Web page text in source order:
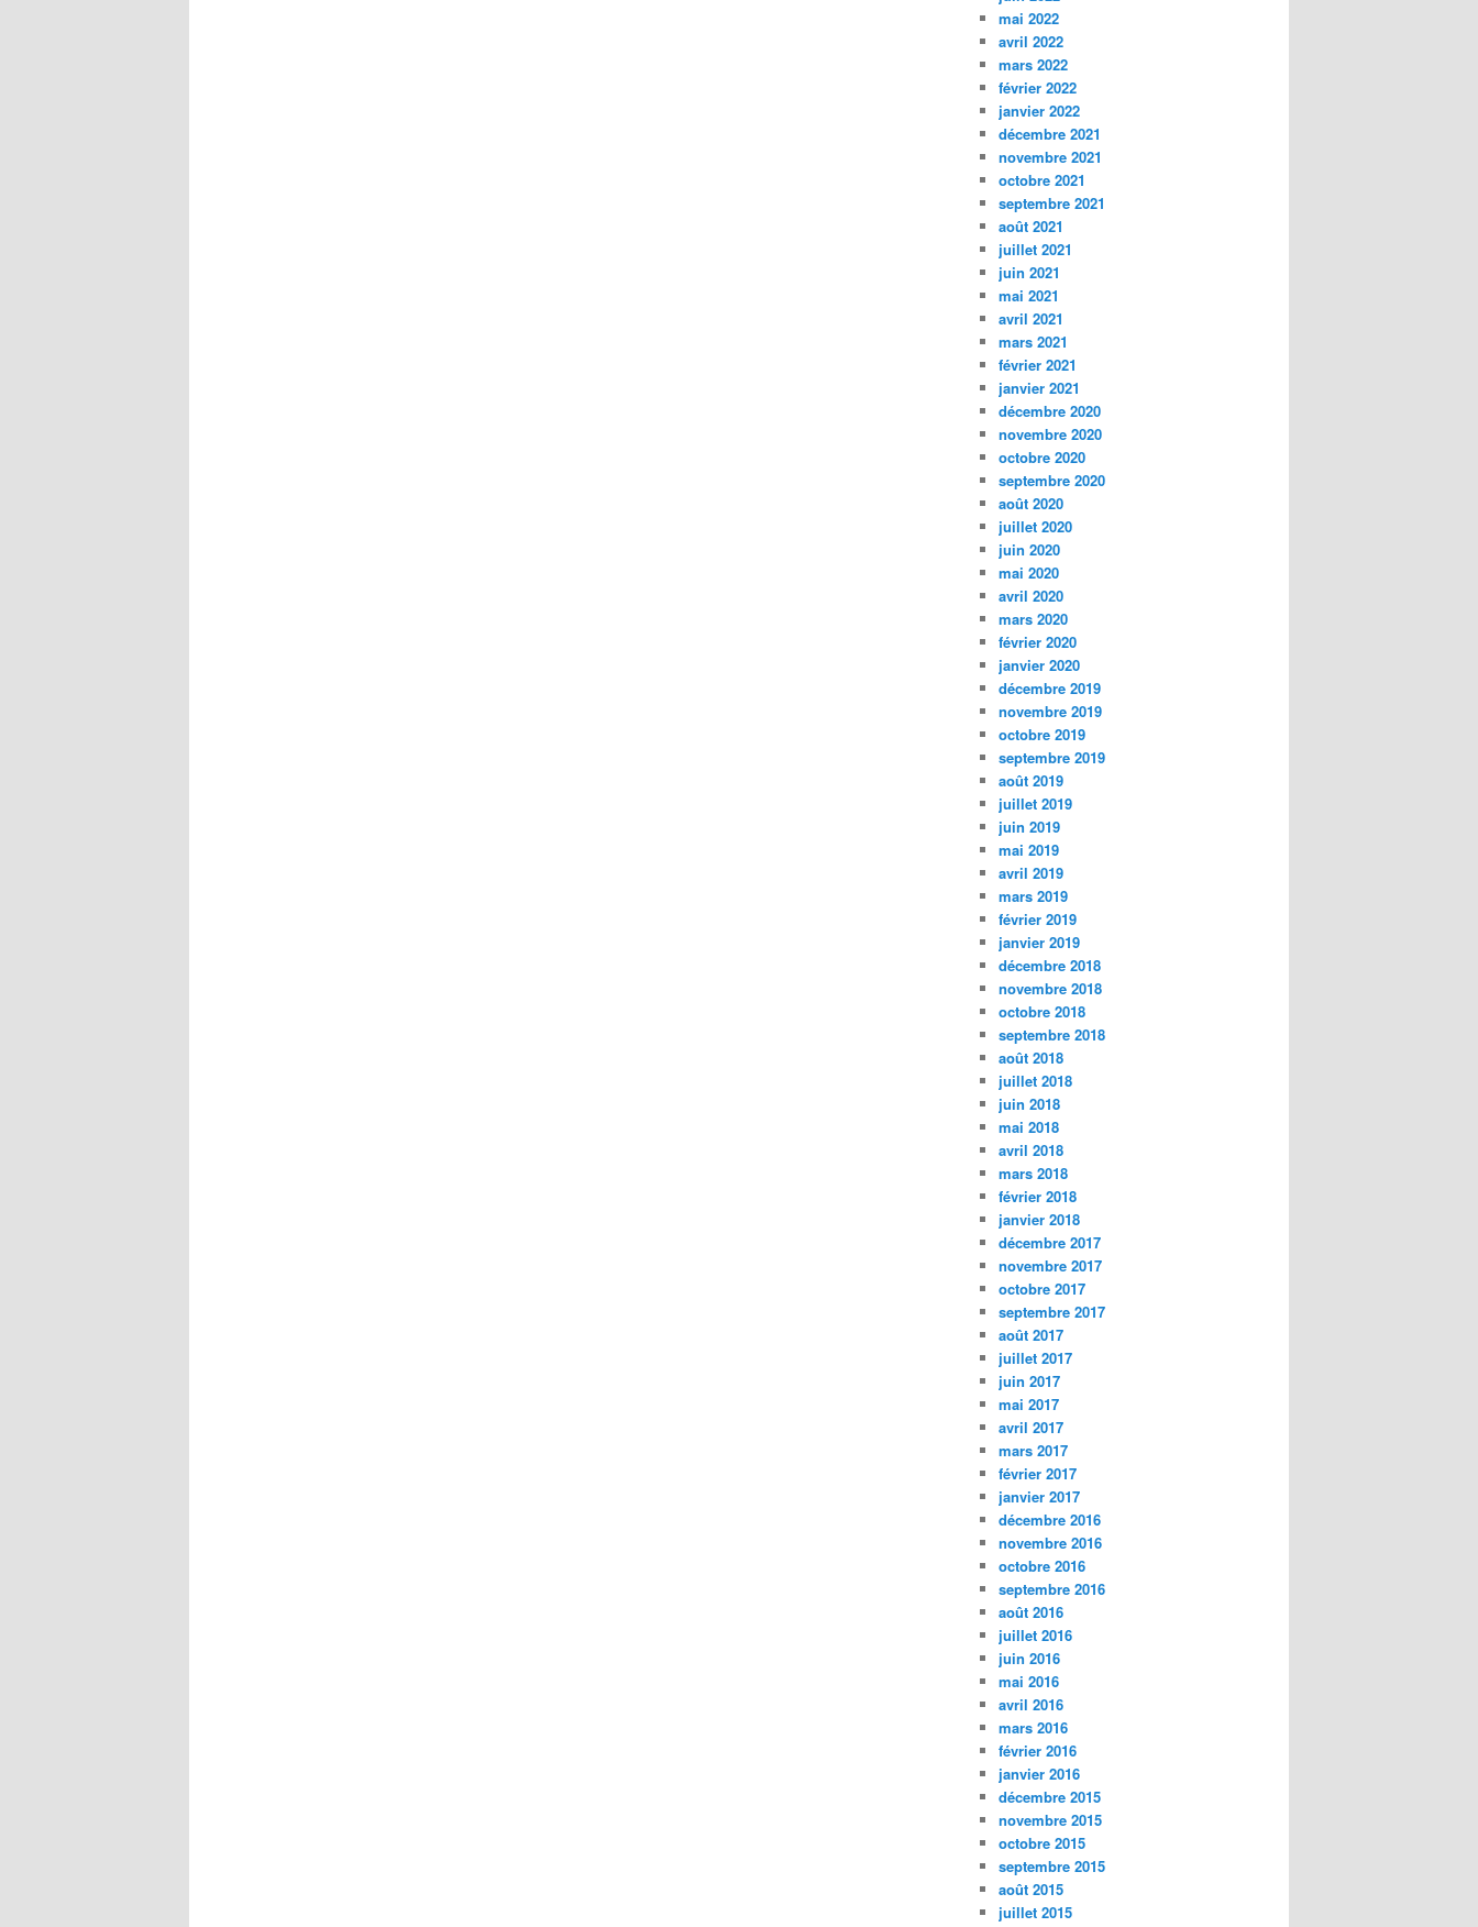
mai 2022
avril 2022
mars 2022
février 2022
janvier 2022
décembre 2021
novembre 2021
octobre 2021
septembre 2021
août 2021
juillet 2021
juin 2021
mai 2021
avril 2021
mars 2021
février 2021
janvier 2021
décembre 2020
novembre 2020
octobre 2020
septembre 2020
août 2020
juillet 2020
juin 2020
mai 2020
avril 2020
mars 2020
février 2020
janvier 2020
décembre 2019
novembre 2019
octobre 2019
septembre 2019
août 2019
juillet 2019
juin 2019
mai 2019
avril 2019
mars 2019
février 2019
janvier 2019
décembre 2018
novembre 2018
octobre 2018
septembre 2018
août 2018
juillet 2018
juin 2018
mai 2018
avril 2018
mars 2018
février 2018
janvier 2018
décembre 2017
novembre 2017
octobre 2017
septembre 2017
août 2017
juillet 2017
juin 2017
mai 2017
avril 2017
mars 2017
février 2017
janvier 2017
décembre 2016
novembre 2016
octobre 2016
septembre 2016
août 2016
juillet 2016
juin 2016
mai 2016
avril 2016
mars 2016
février 2016
janvier 2016
décembre 2015
novembre 2015
octobre 2015
septembre 2015
août 2015
juillet 2015